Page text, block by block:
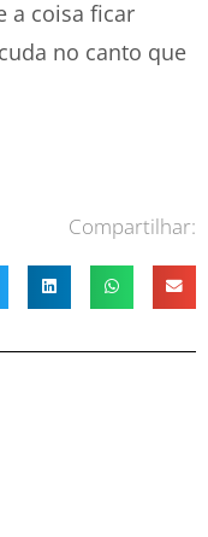
a coisa ficar
no canto que
Compartilhar: